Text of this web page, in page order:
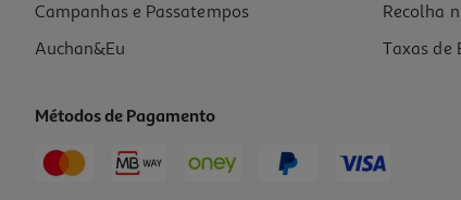
Campanhas e Passatempos
Auchan&Eu
Recolha
Taxas de
Métodos de Pagamento